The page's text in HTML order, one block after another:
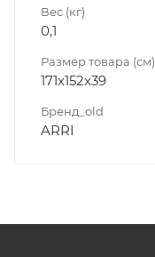
Вес (кг)
0,1
Размер товара (см)
171x152x39
Бренд_old
ARRI